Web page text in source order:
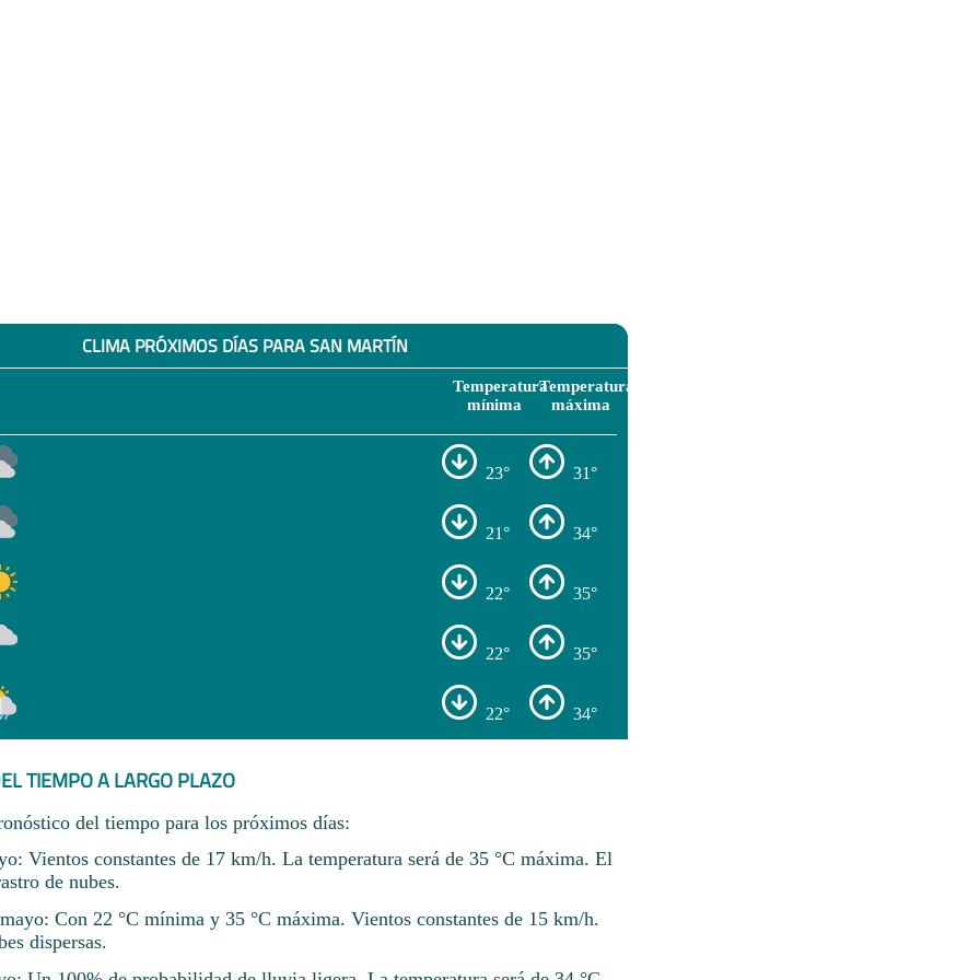
CLIMA PRÓXIMOS DÍAS PARA SAN MARTÍN
Temperatura
mínima
Temperatura
máxima
23° 31°
21° 34°
22° 35°
22° 35°
22° 34°
TIEMPO A LARGO PLAZO
del tiempo para los próximos días:
Vientos constantes de 17 km/h. La temperatura será de 35 °C máxima. El
de nubes.
Con 22 °C mínima y 35 °C máxima. Vientos constantes de 15 km/h.
dispersas.